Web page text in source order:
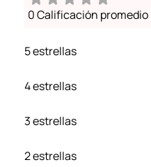
0 Calificación promedio
5 estrellas
4 estrellas
3 estrellas
2 estrellas